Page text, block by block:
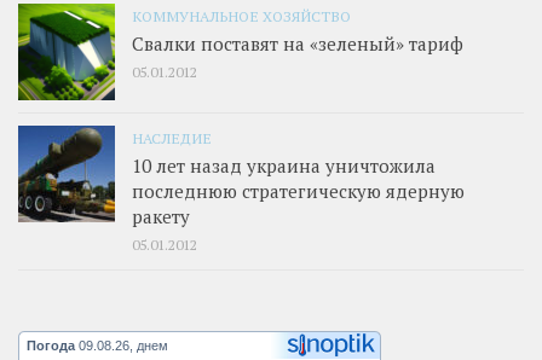
КОММУНАЛЬНОЕ ХОЗЯЙСТВО
Свалки поставят на «зеленый» тариф
05.01.2012
НАСЛЕДИЕ
10 лет назад украина уничтожила
последнюю стратегическую ядерную
ракету
05.01.2012
Погода 09.08.26, днем